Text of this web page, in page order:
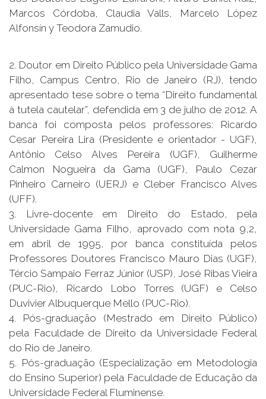
Marcos Córdoba, Claudia Valls, Marcelo López
Alfonsín y Teodora Zamudio.
2. Doutor em Direito Público pela Universidade Gama
Filho, Campus Centro, Rio de Janeiro (RJ), tendo
apresentado tese sobre o tema “Direito fundamental
à tutela cautelar”, defendida em 3 de julho de 2012. A
banca foi composta pelos professores: Ricardo
Cesar Pereira Lira (Presidente e orientador - UGF),
Antônio Celso Alves Pereira (UGF), Guilherme
Calmon Nogueira da Gama (UGF), Paulo Cezar
Pinheiro Carneiro (UERJ) e Cleber Francisco Alves
(UFF).
3. Livre-docente em Direito do Estado, pela
Universidade Gama Filho, aprovado com nota 9,2,
em abril de 1995, por banca constituída pelos
Professores Doutores Francisco Mauro Dias (UGF),
Tércio Sampaio Ferraz Júnior (USP), José Ribas Vieira
(PUC-Rio), Ricardo Lobo Torres (UGF) e Celso
Duvivier Albuquerque Mello (PUC-Rio).
4. Pós-graduação (Mestrado em Direito Público)
pela Faculdade de Direito da Universidade Federal
do Rio de Janeiro.
5. Pós-graduação (Especialização em Metodologia
do Ensino Superior) pela Faculdade de Educação da
Universidade Federal Fluminense.